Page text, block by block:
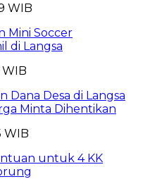
WIB
Mini Soccer
di Langsa
WIB
Desa di Langsa
Minta Dihentikan
WIB
untuk 4 KK